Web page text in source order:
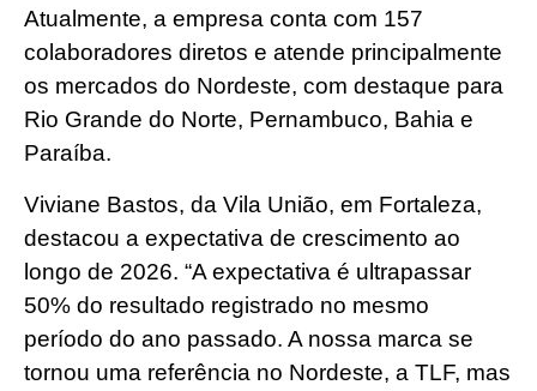
Atualmente, a empresa conta com 157
colaboradores diretos e atende principalmente
os mercados do Nordeste, com destaque para
Rio Grande do Norte, Pernambuco, Bahia e
Paraíba.
Viviane Bastos, da Vila União, em Fortaleza,
destacou a expectativa de crescimento ao
longo de 2026. “A expectativa é ultrapassar
50% do resultado registrado no mesmo
período do ano passado. A nossa marca se
tornou uma referência no Nordeste, a TLF, mas